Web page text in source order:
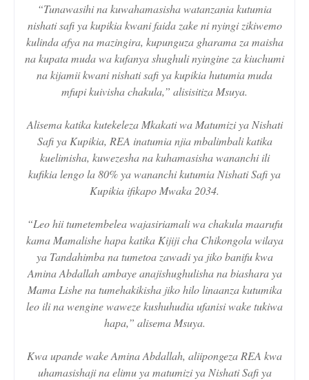
“Tunawasihi na kuwahamasisha watanzania kutumia
nishati safi ya kupikia kwani faida zake ni nyingi zikiwemo
kulinda afya na mazingira, kupunguza gharama za maisha
na kupata muda wa kufanya shughuli nyingine za kiuchumi
na kijamii kwani nishati safi ya kupikia hutumia muda
mfupi kuivisha chakula,” alisisitiza Msuya.
Alisema katika kutekeleza Mkakati wa Matumizi ya Nishati
Safi ya Kupikia, REA inatumia njia mbalimbali katika
kuelimisha, kuwezesha na kuhamasisha wananchi ili
kufikia lengo la 80% ya wananchi kutumia Nishati Safi ya
Kupikia ifikapo Mwaka 2034.
“Leo hii tumetembelea wajasiriamali wa chakula maarufu
kama Mamalishe hapa katika Kijiji cha Chikongola wilaya
ya Tandahimba na tumetoa zawadi ya jiko banifu kwa
Amina Abdallah ambaye anajishughulisha na biashara ya
Mama Lishe na tumehakikisha jiko hilo linaanza kutumika
leo ili na wengine waweze kushuhudia ufanisi wake tukiwa
hapa,” alisema Msuya.
Kwa upande wake Amina Abdallah, aliipongeza REA kwa
uhamasishaji na elimu ya matumizi ya Nishati Safi ya